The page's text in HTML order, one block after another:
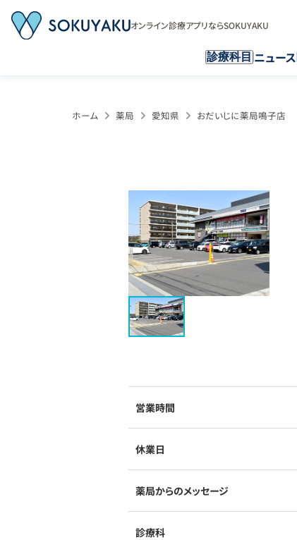
オンライン診療アプリならSOKUYAKU
診療科目 ニュース
ホーム 薬局 愛知県 おだいじに薬局鳴子店
営業時間
休業日
薬局からのメッセージ
診療科